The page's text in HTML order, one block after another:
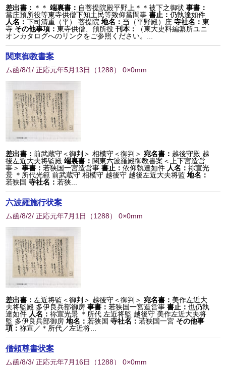
差出書： ＊＊ 端裏書： 自菩提院殿平野上＊＊被下之御状 事書：
當庄預所役等東寺供僧下知土民等致仰當間事 書止：仍執達如件
人名：下司清重（平） 菩提院 地名： 当（平野殿）庄 寺社名：東
寺 その他事項：東寺供僧、預所役 刊本：
（東大史料編纂所ユニ
オンカタログへのリンクをご参照ください。...
関東御教書案
ム函/8/1/ 正応元年5月13日 （1288） 0×0mm
差出書：前武蔵守＜御判＞ 相模守＜御判＞ 宛名書： 越後守殿 越
後左近大夫将監殿 端裏書： 関東六波羅殿御教書案＜上下宮造営
事＞ 事書：若狭国一宮造営事書止：依仰執達如件 人名：祢宣光
景 ＊所代光範 前武蔵守 相模守 越後守 越後左近大夫将監 地名：
若狭国 寺社名：若狭...
六波羅施行状案
ム函/8/2/ 正応元年7月1日 （1288） 0×0mm
差出書： 左近将監＜御判＞ 越後守＜御判＞ 宛名書： 美作左近大
夫将監殿 多伊良兵部御房 事書：若狭国一宮造営事書止：也仍執
達如件 人名：祢宣光景 ＊所代 左近将監 越後守 美作左近大夫将
監 多伊良兵部御房 地名：若狭国 寺社名：若狭国一宮 その他事
項：祢宣／＊所代／左近将...
僧頼尊書状案
ム函/8/3/ 正応元年7月16日 （1288） 0×0mm